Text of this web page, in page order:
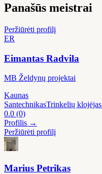
Panašūs meistrai
Peržiūrėti profilį
ER
Eimantas Radvila
MB Želdynų projektai
Kaunas
SantechnikasTrinkelių klojėjas
0.0 (0)
Profilis →
Peržiūrėti profilį
Marius Petrikas